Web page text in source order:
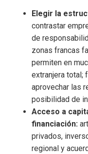
Elegir la
contrastar
de
zonas francas
permiten en
extranjera total;
aprovechar las
posibilidad de
Acceso a
financiación:
privados,
regional y